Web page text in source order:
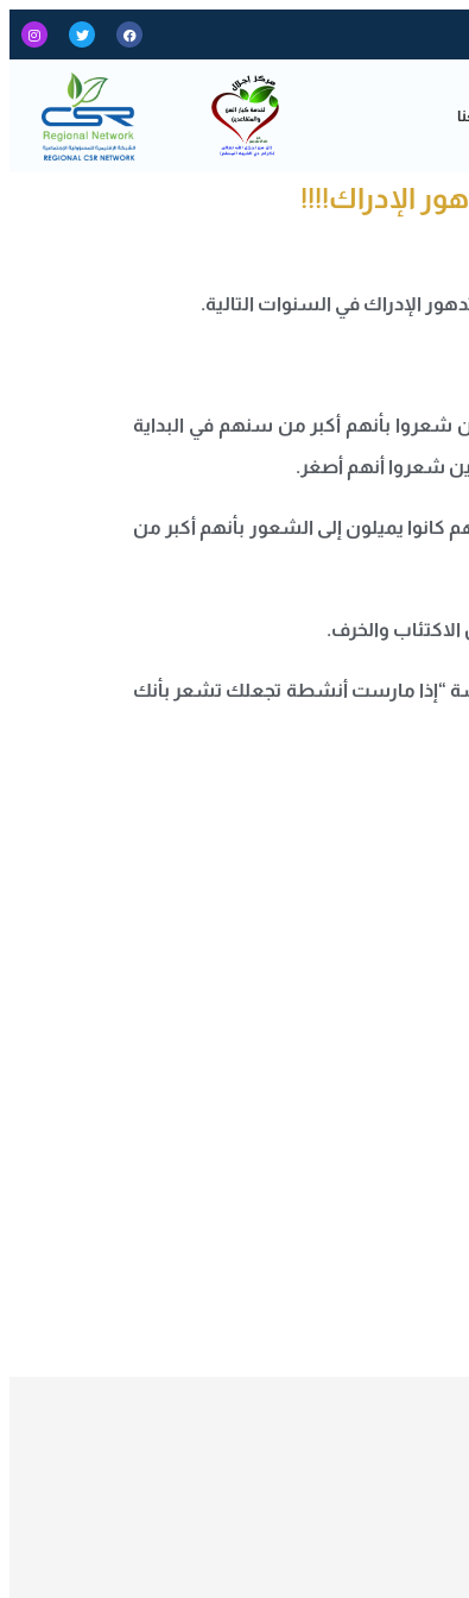
الإدراك!!!!
الإدراك في السنوات التالية.
شعروا بأنهم أكبر من سنهم في البداية
كانوا يميلون إلى الشعور بأنهم أكبر من
والخرف.
“إذا مارست أنشطة تجعلك تشعر بأنك